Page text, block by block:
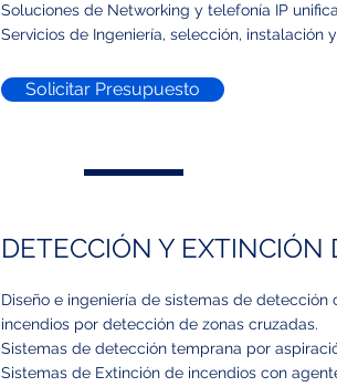
Soluciones de Networking y telefonía IP
Servicios de Ingeniería, selección, instalación
Solicitar Presupuesto
DETECCIÓN Y EXTINCIÓN
Diseño e ingeniería de sistemas de
incendios por detección de zonas cruzadas.
Sistemas de detección temprana por
Sistemas de Extinción de incendios con